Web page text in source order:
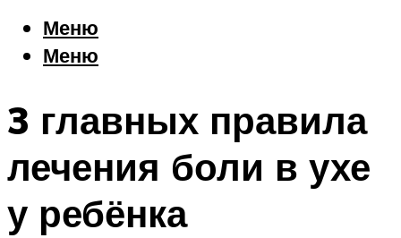
Меню
Меню
3 главных правила
лечения боли в ухе
у ребёнка